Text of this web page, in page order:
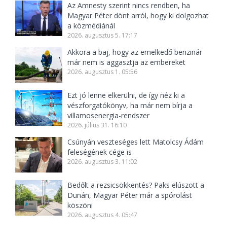
Az Amnesty szerint nincs rendben, ha
Magyar Péter dönt arról, hogy ki dolgozhat
a közmédiánál
2026. augusztus 5. 17:17
Akkora a baj, hogy az emelkedő benzinár
már nem is aggasztja az embereket
2026. augusztus 1. 05:56
Ezt jó lenne elkerülni, de így néz ki a
vészforgatókönyv, ha már nem bírja a
villamosenergia-rendszer
2026. július 31. 16:10
Csúnyán veszteséges lett Matolcsy Ádám
feleségének cége is
2026. augusztus 3. 11:02
Bedőlt a rezsicsökkentés? Paks elúszott a
Dunán, Magyar Péter már a spórolást
köszöni
2026. augusztus 4. 05:47